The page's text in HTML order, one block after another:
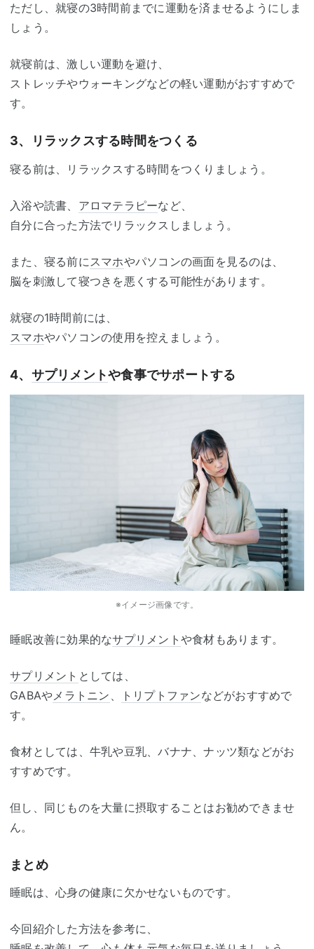
ただし、就寝の3時間前までに運動を済ませるようにしま
しょう。
就寝前は、激しい運動を避け、
ストレッチやウォーキングなどの軽い運動がおすすめで
す。
3、リラックスする時間をつくる
寝る前は、リラックスする時間をつくりましょう。
入浴や読書、 アロマテラピーなど、
自分に合った方法でリラックスしましょう。
また、寝る前に スマホやパソコンの画面を見るのは、
脳を刺激して寝つきを悪くする可能性があります。
就寝の1時間前には、
スマホやパソコンの使用を控えましょう。
4、 サプリメントや食事でサポートする
※イメージ画像です。
睡眠改善に効果的なサプリメント や食材もあります。
サプリメント としては、
GABAや メラトニン トリプトファンなどがおすすめで
す。
食材としては、牛乳や豆乳、バナナ、ナッツ類などがお
すすめです。
但し、同じものを大量に摂取することはお勧めできませ
ん。
まとめ
睡眠は、心身の健康に欠かせないものです。
今回紹介した方法を参考に、